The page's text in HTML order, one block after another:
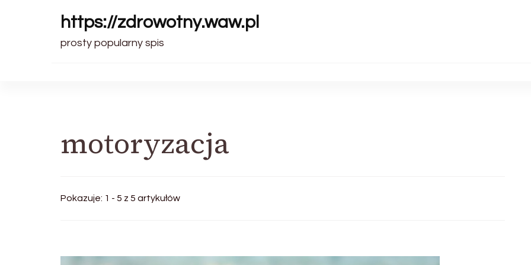
https://zdrowotny.waw.pl
prosty popularny spis
motoryzacja
Pokazuje: 1 - 5 z 5 artykułów